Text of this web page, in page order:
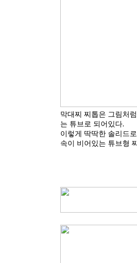
막대찌 찌톱은 그림처
는 튜브로 되어있다.
이렇게 딱딱한 솔리드
속이 비어있는 튜브형